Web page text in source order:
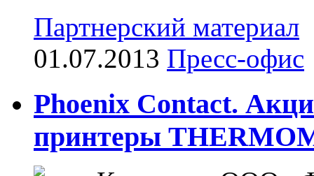
Партнерский материал
01.07.2013 Пресс-офис
Phoenix Contact.
принтеры